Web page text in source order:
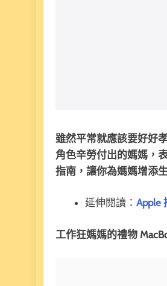
雖然平常就應該要好好
角色辛勞付出的媽媽，
指南，讓你為媽媽增添
延伸閱讀： Apple
工作狂媽媽的禮物